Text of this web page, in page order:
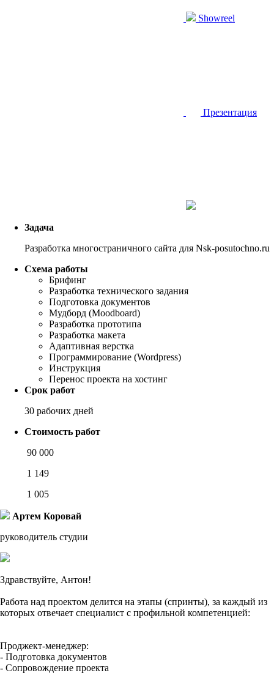
Showreel
Презентация
Задача
Разработка многостраничного сайта для Nsk-posutochno.ru
Схема работы
Брифинг
Разработка технического задания
Подготовка документов
Мудборд (Moodboard)
Разработка прототипа
Разработка макета
Адаптивная верстка
Программирование (Wordpress)
Инструкция
Перенос проекта на хостинг
Срок работ
30 рабочих дней
Стоимость работ
90 000
1 149
1 005
Артем Коровай
руководитель студии
Здравствуйте, Антон!
Работа над проектом делится на этапы (спринты), за каждый из
которых отвечает специалист с профильной компетенцией:
Проджект-менеджер:
- Подготовка документов
- Сопровождение проекта